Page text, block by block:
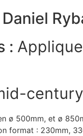
:
ø 500mm, et ø
format : 230mm,